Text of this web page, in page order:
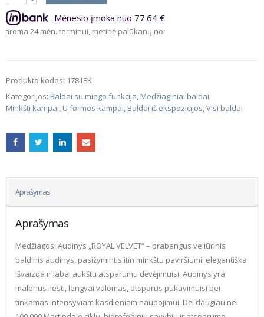
Mėnesio įmoka nuo 77.64 €
terminui, metinė palūkanų norma – 9.5%, sutarties sudarymo
Produkto kodas: 1781EK
Kategorijos: Baldai su miego funkcija, Medžiaginiai baldai,
Minkšti kampai, U formos kampai, Baldai iš ekspozicijos,Visi baldai
Aprašymas
Aprašymas
Medžiagos: Audinys „ROYAL VELVET“ – prabangus veliūrinis
baldinis audinys, pasižymintis itin minkštu paviršiumi, elegantiška
išvaizda ir labai aukštu atsparumu dėvėjimuisi. Audinys yra
malonus liesti, lengvai valomas, atsparus pūkavimuisi bei
tinkamas intensyviam kasdieniam naudojimui. Dėl daugiau nei